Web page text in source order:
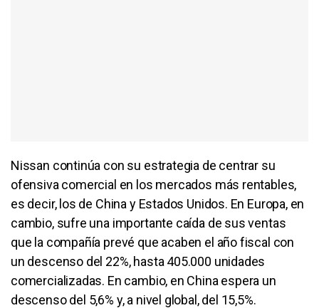
Nissan continúa con su estrategia de centrar su
ofensiva comercial en los mercados más rentables,
es decir, los de China y Estados Unidos. En Europa, en
cambio, sufre una importante caída de sus ventas
que la compañía prevé que acaben el año fiscal con
un descenso del 22%, hasta 405.000 unidades
comercializadas. En cambio, en China espera un
descenso del 5,6% y, a nivel global, del 15,5%.